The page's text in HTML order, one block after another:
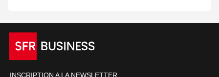
INSCRIPTION A LA NEWSLETTER